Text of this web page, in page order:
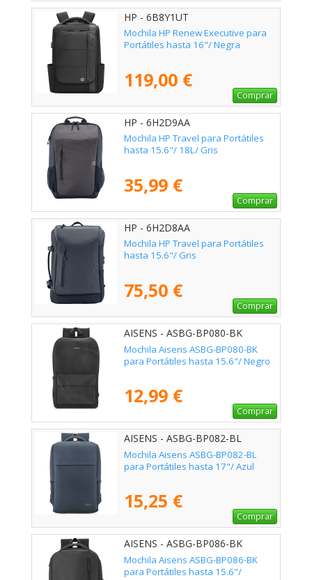
HP - 6B8Y1UT
Mochila HP Renew Executive para
Portátiles hasta 16"/ Negra
119,00 €
Comprar
HP - 6H2D9AA
Mochila HP Travel para Portátiles
hasta 15.6"/ 18L/ Gris
35,99 €
Comprar
HP - 6H2D8AA
Mochila HP Travel para Portátiles
hasta 15.6"/ Gris
75,50 €
Comprar
AISENS - ASBG-BP080-BK
Mochila Aisens ASBG-BP080-BK
para Portátiles hasta 15.6"/ Negro
12,99 €
Comprar
AISENS - ASBG-BP082-BL
Mochila Aisens ASBG-BP082-BL
para Portátiles hasta 17"/ Azul
15,25 €
Comprar
AISENS - ASBG-BP086-BK
Mochila Aisens ASBG-BP086-BK
para Portátiles hasta 15.6"/